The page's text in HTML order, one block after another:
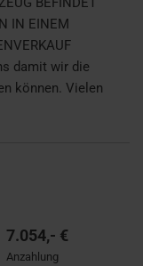
IN EINEM
damit wir die
können. Vielen
7.054,- €
Anzahlung